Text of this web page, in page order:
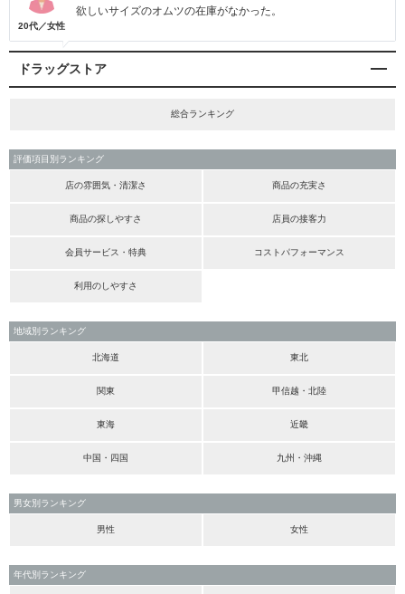
20代／女性
欲しいサイズのオムツの在庫がなかった。
ドラッグストア
総合ランキング
評価項目別ランキング
店の雰囲気・清潔さ 商品の充実さ
商品の探しやすさ 店員の接客力
会員サービス・特典 コストパフォーマンス
利用のしやすさ
地域別ランキング
北海道 東北
関東 甲信越・北陸
東海 近畿
中国・四国 九州・沖縄
男女別ランキング
男性 女性
年代別ランキング